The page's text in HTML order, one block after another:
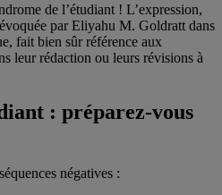
de l’étudiant ! L’expression,
par Eliyahu M. Goldratt dans
fait bien sûr référence aux
leur rédaction ou leurs révisions à
: préparez-vous
négatives :